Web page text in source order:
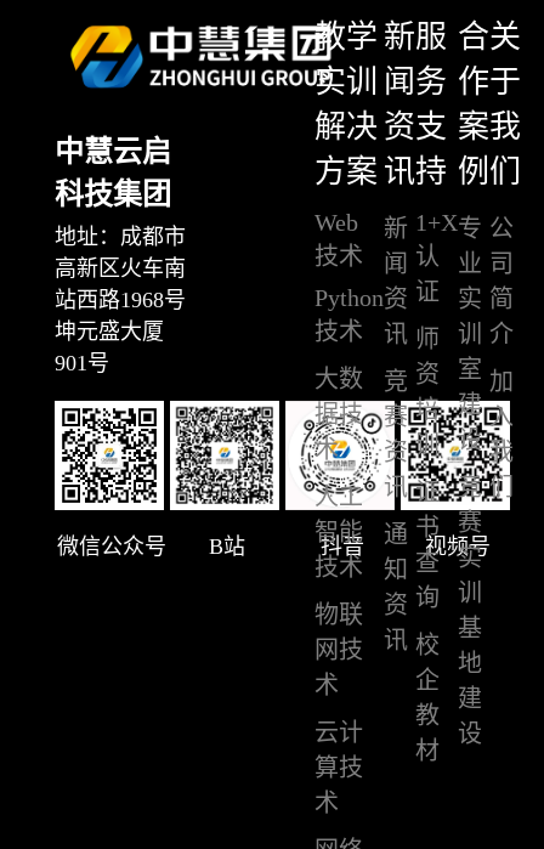
中慧云启
科技集团
地址：成都市
高新区火车南
站西路1968号
坤元盛大厦
901号
微信公众号 B站 抖音 视频号
教学
实训
解决
方案
Web
技术
Python
技术
大数
据技
术
人工
智能
技术
物联
网技
术
云计
算技
术
新
闻
资
讯
新
闻
资
讯
竞
赛
资
讯
通
知
资
讯
服
务
支
持
1+X
认
证
师
资
培
训
证
书
查
询
校
企
教
材
合
作
案
例
专
业
实
训
室
建
设
竞
赛
实
训
基
地
建
设
关
于
我
们
公
司
简
介
加
入
我
们